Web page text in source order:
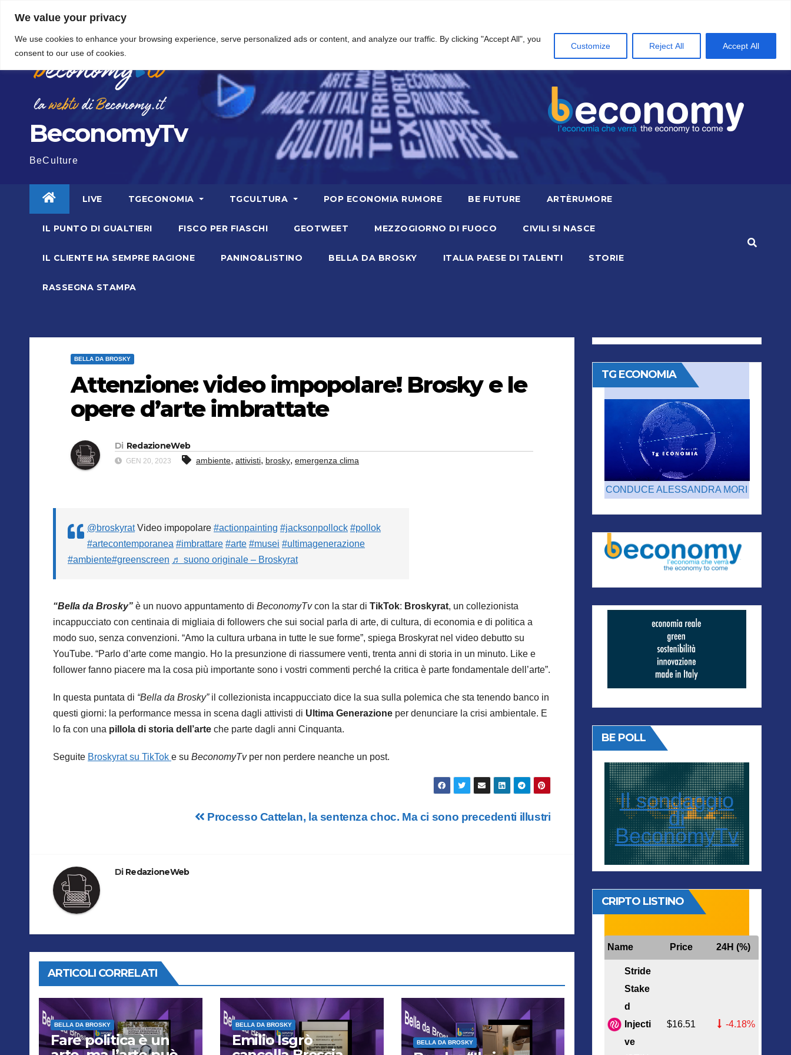
We value your privacy
We use cookies to enhance your browsing experience, serve personalized ads or content, and analyze our traffic. By clicking "Accept All", you
consent to our use of cookies.
Customize Reject All Accept All
contenuto
5 Agosto 2026 16:04
BeconomyTv
BeCulture
LIVE TGECONOMIA TGCULTURA POP ECONOMIA RUMORE BE FUTURE ARTÈRUMORE
IL PUNTO DI GUALTIERI FISCO PER FIASCHI GEOTWEET MEZZOGIORNO DI FUOCO CIVILI SI NASCE
IL CLIENTE HA SEMPRE RAGIONE PANINO&LISTINO BELLA DA BROSKY ITALIA PAESE DI TALENTI STORIE
RASSEGNA STAMPA
BELLA DA BROSKY
Attenzione: video impopolare! Brosky e le
opere d’arte imbrattate
Di RedazioneWeb
GEN 20, 2023 ambiente, attivisti, brosky, emergenza clima
@broskyratVideo impopolare #actionpainting #jacksonpollock #pollok
#artecontemporanea #imbrattare #arte #musei #ultimagenerazione
#ambiente#greenscreen ♬ suono originale – Broskyrat
“Bella da Brosky” è un nuovo appuntamento di BeconomyTvcon la star di TikTok: Broskyrat, un collezionista
incappucciato con centinaia di migliaia di followers che sui social parla di arte, di cultura, di economia e di politica a
modo suo, senza convenzioni. “Amo la cultura urbana in tutte le sue forme”, spiega Broskyrat nel video debutto su
YouTube. “Parlo d’arte come mangio. Ho la presunzione di riassumere venti, trenta anni di storia in un minuto. Like e
follower fanno piacere ma la cosa più importante sono i vostri commenti perché la critica è parte fondamentale dell’arte”.
In questa puntata di “Bella da Brosky” il collezionista incappucciato dice la sua sulla polemica che sta tenendo banco in
questi giorni: la performance messa in scena dagli attivisti di Ultima Generazione per denunciare la crisi ambientale. E
lo fa con una pillola di storia dell’arte che parte dagli anni Cinquanta.
Seguite Broskyrat su TikTok e su BeconomyTvper non perdere neanche un post.
Processo Cattelan, la sentenza choc. Ma ci sono precedenti illustri
Di RedazioneWeb
ARTICOLI CORRELATI
BELLA DA BROSKY
Fare politica è un
BELLA DA BROSKY
Emilio Isgrò
BELLA DA BROSKY
TG ECONOMIA
CONDUCE ALESSANDRA MORI
BE POLL
Il sondaggio
di
BeconomyTv
CRIPTO LISTINO
Name Price 24H (%)
Stride
Stake
d
Injecti
ve
$16.51 -4.18%